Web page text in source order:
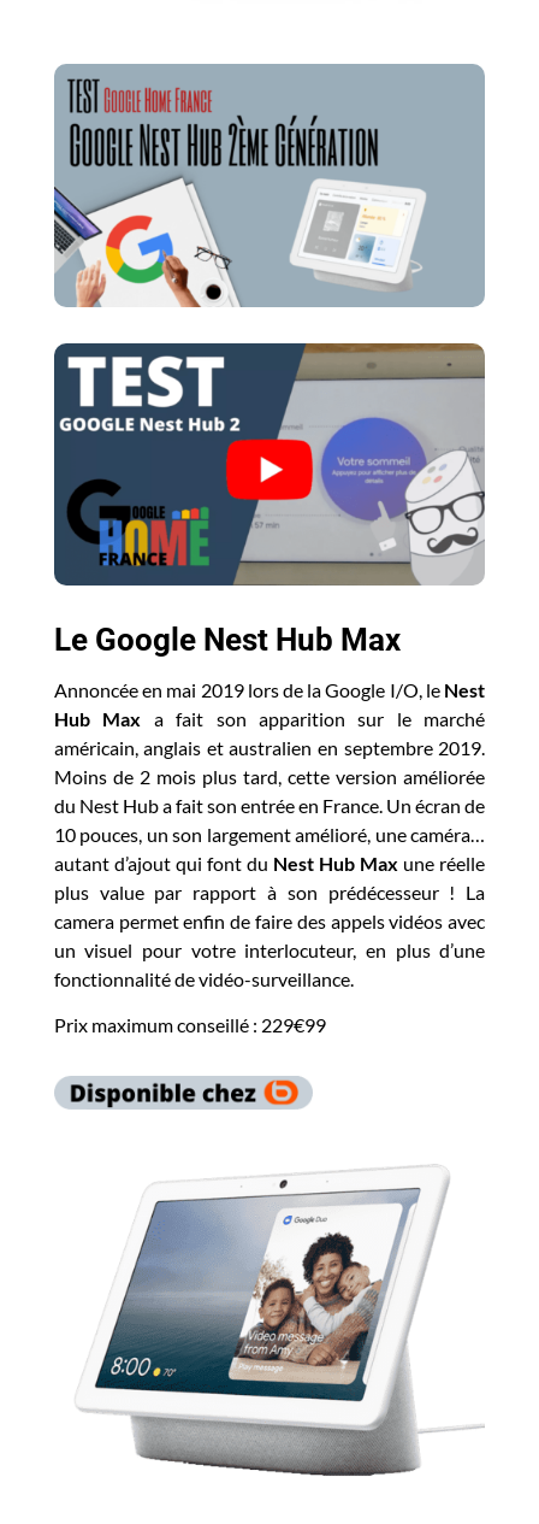
Le Google Nest Hub Max
Annoncée en mai 2019 lors de la Google I/O, le Nest
Hub Max a fait son apparition sur le marché
américain, anglais et australien en septembre 2019.
Moins de 2 mois plus tard, cette version améliorée
du Nest Hub a fait son entrée en France. Un écran de
10 pouces, un son largement amélioré, une caméra…
autant d’ajout qui font du Nest Hub Max une réelle
plus value par rapport à son prédécesseur ! La
camera permet enfin de faire des appels vidéos avec
un visuel pour votre interlocuteur, en plus d’une
fonctionnalité de vidéo-surveillance.
Prix maximum conseillé : 229€99